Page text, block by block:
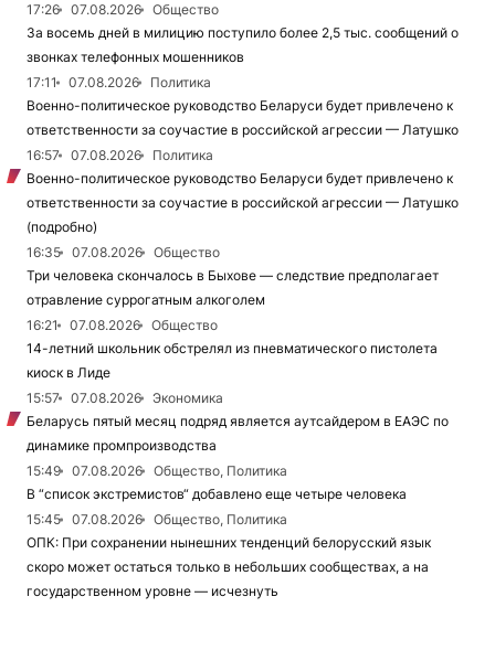
17:26
07.08.2026
Общество
За восемь дней в милицию поступило более 2,5 тыс. сообщений о
звонках телефонных мошенников
17:11
07.08.2026
Политика
Военно-политическое руководство Беларуси будет привлечено к
ответственности за соучастие в российской агрессии — Латушко
16:57
07.08.2026
Политика
Военно-политическое руководство Беларуси будет привлечено к
ответственности за соучастие в российской агрессии — Латушко
(подробно)
16:35
07.08.2026
Общество
Три человека скончалось в Быхове — следствие предполагает
отравление суррогатным алкоголем
16:21
07.08.2026
Общество
14-летний школьник обстрелял из пневматического пистолета
киоск в Лиде
15:57
07.08.2026
Экономика
Беларусь пятый месяц подряд является аутсайдером в ЕАЭС по
динамике промпроизводства
15:49
07.08.2026
Общество, Политика
В “список экстремистов“ добавлено еще четыре человека
15:45
07.08.2026
Общество, Политика
ОПК: При сохранении нынешних тенденций белорусский язык
скоро может остаться только в небольших сообществах, а на
государственном уровне — исчезнуть